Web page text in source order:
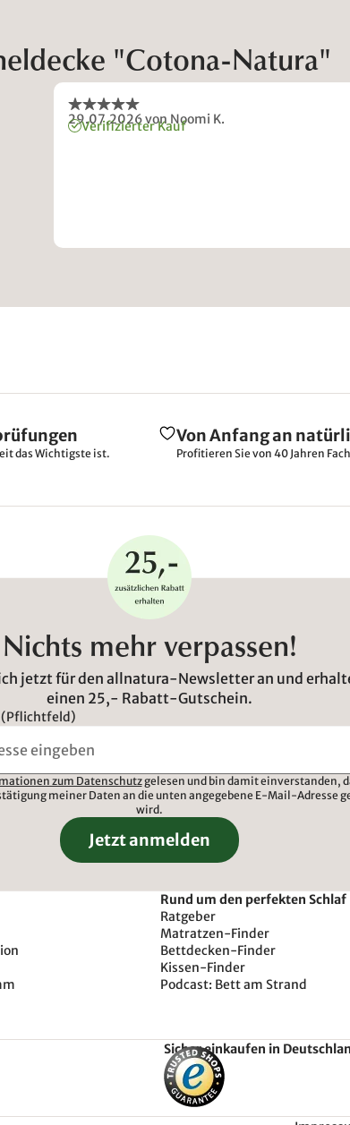
"Cotona-Natura"
29.07.2026von Noomi K.
Verifizierter Kauf
das Wichtigste ist.
Von Anfang an
Profitieren Sie von 40 Jahren
Nichts mehr verpassen!
jetzt für den allnatura-Newsletter an und
einen 25,- Rabatt-Gutschein.
(Pflichtfeld)
zum Datenschutzgelesen und bin damit einverstanden,
meiner Daten an die unten angegebene E-Mail-Adresse
wird.
Jetzt anmelden
Rund um den perfekten Schlaf
Ratgeber
Matratzen-Finder
Bettdecken-Finder
Kissen-Finder
Podcast: Bett am Strand
Sicher einkaufen in